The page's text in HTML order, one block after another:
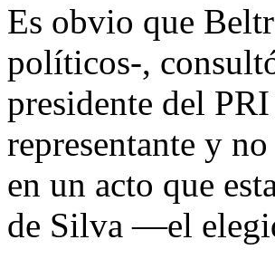
Es obvio que
políticos-,
presidente del
representante y
en un acto que
de Silva —el